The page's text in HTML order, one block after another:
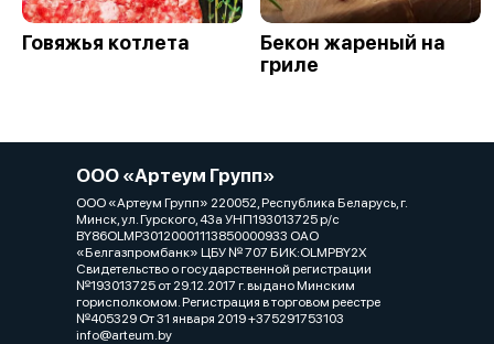
Говяжья котлета
Бекон жареный на
гриле
ООО «Артеум Групп»
ООО «Артеум Групп» 220052, Республика Беларусь, г.
Минск, ул. Гурского, 43а УНП193013725 р/с
BY86OLMP30120001113850000933 ОАО
«Белгазпромбанк» ЦБУ № 707 БИК:OLMPBY2X
Свидетельство о государственной регистрации
№193013725 от 29.12.2017 г. выдано Минским
горисполкомом. Регистрация в торговом реестре
№405329 От 31 января 2019 +375291753103
info@arteum.by